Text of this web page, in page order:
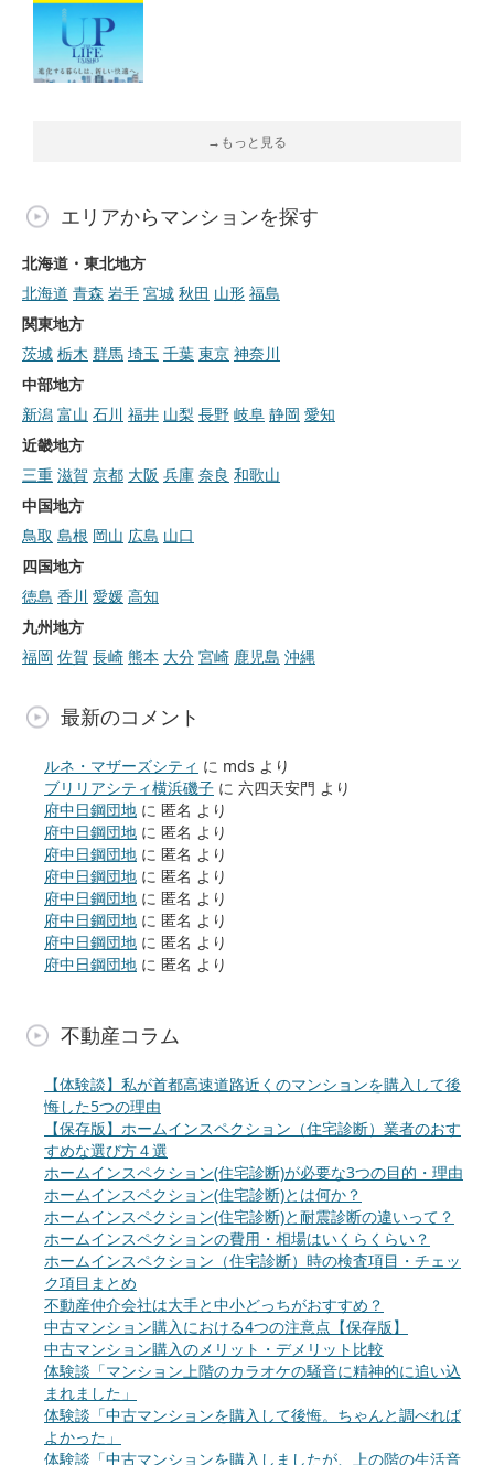
→もっと見る
エリアからマンションを探す
北海道・東北地方
北海道 青森 岩手 宮城 秋田 山形 福島
関東地方
茨城 栃木 群馬 埼玉 千葉 東京 神奈川
中部地方
新潟 富山 石川 福井 山梨 長野 岐阜 静岡 愛知
近畿地方
三重 滋賀 京都 大阪 兵庫 奈良 和歌山
中国地方
鳥取 島根 岡山 広島 山口
四国地方
徳島 香川 愛媛 高知
九州地方
福岡 佐賀 長崎 熊本 大分 宮崎 鹿児島 沖縄
最新のコメント
ルネ・マザーズシティ に mds より
ブリリアシティ横浜磯子 に 六四天安門 より
府中日鋼団地 に 匿名 より
府中日鋼団地 に 匿名 より
府中日鋼団地 に 匿名 より
府中日鋼団地 に 匿名 より
府中日鋼団地 に 匿名 より
府中日鋼団地 に 匿名 より
府中日鋼団地 に 匿名 より
府中日鋼団地 に 匿名 より
不動産コラム
【体験談】私が首都高速道路近くのマンションを購入して後
悔した5つの理由
【保存版】ホームインスペクション（住宅診断）業者のおす
すめな選び方４選
ホームインスペクション(住宅診断)が必要な3つの目的・理由
ホームインスペクション(住宅診断)とは何か？
ホームインスペクション(住宅診断)と耐震診断の違いって？
ホームインスペクションの費用・相場はいくらくらい？
ホームインスペクション（住宅診断）時の検査項目・チェッ
ク項目まとめ
不動産仲介会社は大手と中小どっちがおすすめ？
中古マンション購入における4つの注意点【保存版】
中古マンション購入のメリット・デメリット比較
体験談「マンション上階のカラオケの騒音に精神的に追い込
まれました」
体験談「中古マンションを購入して後悔。ちゃんと調べれば
よかった」
体験談「中古マンションを購入しましたが、上の階の生活音